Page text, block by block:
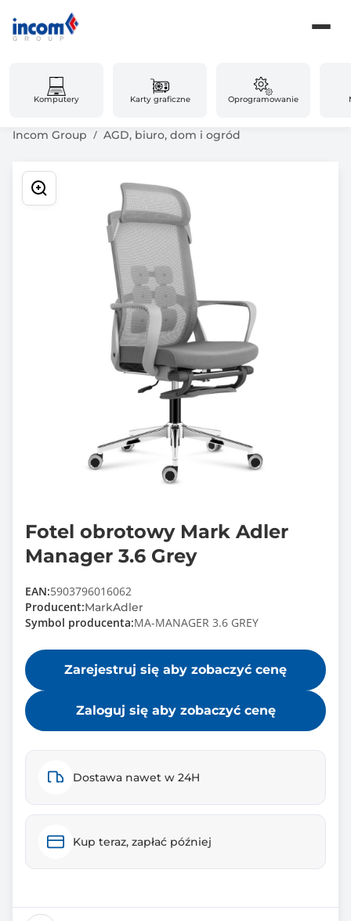
Komputery Karty graficzne Oprogramowanie
Incom Group AGD, biuro, dom i ogród
Fotel obrotowy Mark Adler
Manager 3.6 Grey
EAN:5903796016062
Producent:MarkAdler
Symbol producenta:MA-MANAGER 3.6 GREY
Zarejestruj się aby zobaczyć cenę
Zaloguj się aby zobaczyć cenę
Dostawa nawet w 24H
Kup teraz, zapłać później